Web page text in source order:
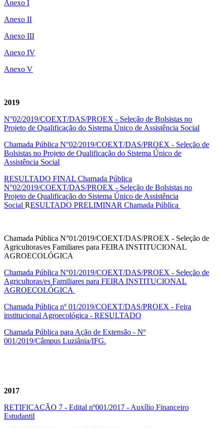
Anexo I
Anexo II
Anexo III
Anexo IV
Anexo V
2019
N°02/2019/COEXT/DAS/PROEX - Seleção de Bolsistas no
Projeto de Qualificação do Sistema Único de Assistência Social
Chamada Pública N°02/2019/COEXT/DAS/PROEX - Seleção de
Bolsistas no Projeto de Qualificação do Sistema Único de
Assistência Social
RESULTADO FINAL Chamada Pública
N°02/2019/COEXT/DAS/PROEX - Seleção de Bolsistas no
Projeto de Qualificação do Sistema Único de Assistência
Social RESULTADO PRELIMINAR Chamada Pública
Chamada Pública N°01/2019/COEXT/DAS/PROEX - Seleção de
Agricultoras/es Familiares para FEIRA INSTITUCIONAL
AGROECOLÓGICA
Chamada Pública N°01/2019/COEXT/DAS/PROEX - Seleção de
Agricultoras/es Familiares para FEIRA INSTITUCIONAL
AGROECOLÓGICA
Chamada Pública nº 01/2019/COEXT/DAS/PROEX - Feira
institucional Agroecológica - RESULTADO
Chamada Pública para Ação de Extensão - Nº
001/2019/Câmpus Luziânia/IFG.
2017
RETIFICAÇÃO 7 - Edital nº001/2017 - Auxílio Financeiro
Estudantil